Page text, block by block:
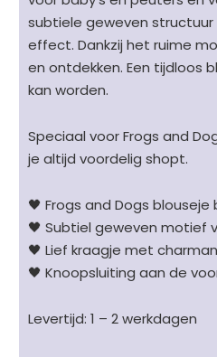
-
gewoven
motief
beige
subtiele geweven
effect. Dankzij het ruime
en ontdekken. Een tijdloos
kan worden.
Speciaal voor Frogs and
je altijd voordelig shopt.
🖤 Frogs and Dogs
🖤 Subtiel geweven motief
🖤 Lief kraagje met
🖤 Knoopsluiting aan de
Levertijd: 1 – 2 werkdagen